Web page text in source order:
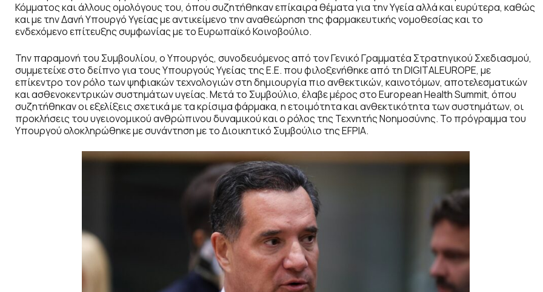
Κόμματος και άλλους ομολόγους του, όπου συζητήθηκαν επίκαιρα θέματα για την Υγεία αλλά και ευρύτερα, καθώς
και με την Δανή Υπουργό Υγείας με αντικείμενο την αναθεώρηση της φαρμακευτικής νομοθεσίας και το
ενδεχόμενο επίτευξης συμφωνίας με το Ευρωπαϊκό Κοινοβούλιο.
Την παραμονή του Συμβουλίου, ο Υπουργός, συνοδευόμενος από τον Γενικό Γραμματέα Στρατηγικού Σχεδιασμού,
συμμετείχε στο δείπνο για τους Υπουργούς Υγείας της Ε.Ε. που φιλοξενήθηκε από τη DIGITALEUROPE, με
επίκεντρο τον ρόλο των ψηφιακών τεχνολογιών στη δημιουργία πιο ανθεκτικών, καινοτόμων, αποτελεσματικών
και ασθενοκεντρικών συστημάτων υγείας. Μετά το Συμβούλιο, έλαβε μέρος στο European Health Summit, όπου
συζητήθηκαν οι εξελίξεις σχετικά με τα κρίσιμα φάρμακα, η ετοιμότητα και ανθεκτικότητα των συστημάτων, οι
προκλήσεις του υγειονομικού ανθρώπινου δυναμικού και ο ρόλος της Τεχνητής Νοημοσύνης. Το πρόγραμμα του
Υπουργού ολοκληρώθηκε με συνάντηση με το Διοικητικό Συμβούλιο της EFPIA.